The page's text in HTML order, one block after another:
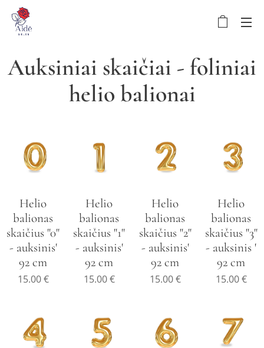
Auksiniai skaičiai - foliniai
helio balionai
Helio
balionas
skaičius "0"
- auksinis'
92 cm
15.00€
Helio
balionas
skaičius "1"
- auksinis'
92 cm
15.00€
Helio
balionas
skaičius "2"
- auksinis'
92 cm
15.00€
Helio
balionas
skaičius "3"
- auksinis '
92 cm
15.00€